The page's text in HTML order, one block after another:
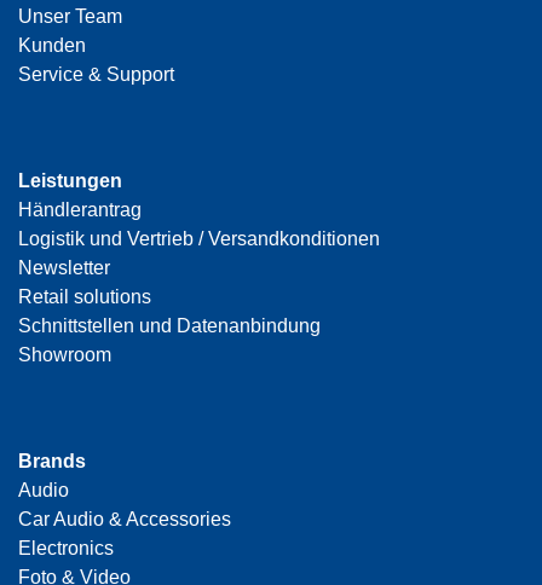
Unser Team
Kunden
Service & Support
Leistungen
Händlerantrag
Logistik und Vertrieb / Versandkonditionen
Newsletter
Retail solutions
Schnittstellen und Datenanbindung
Showroom
Brands
Audio
Car Audio & Accessories
Electronics
Foto & Video